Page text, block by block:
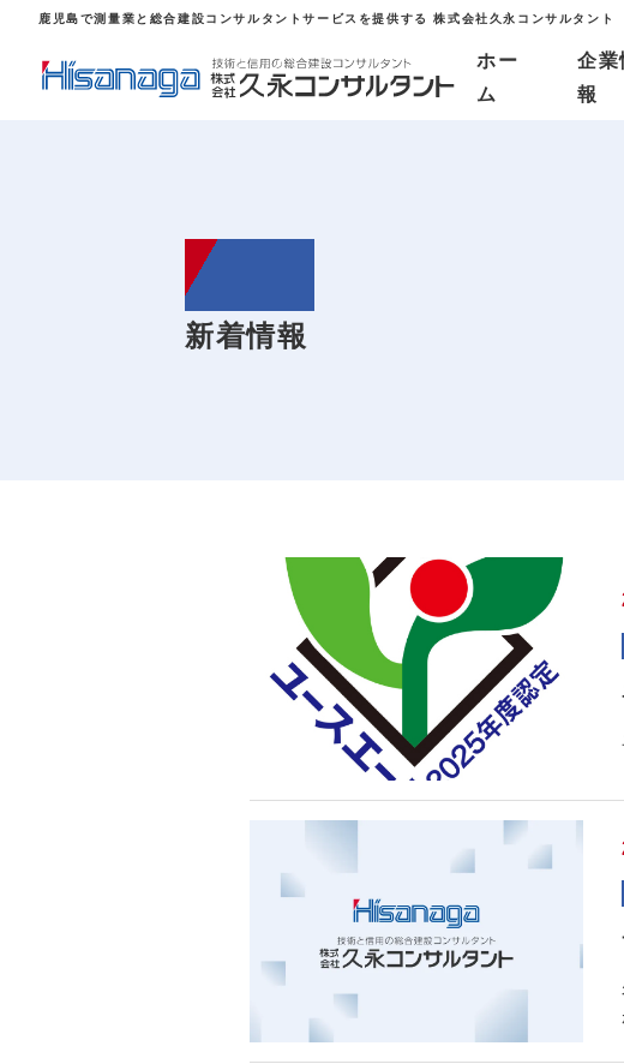
鹿児島で測量業と総合建設コンサルタントサービスを提供する 株式会社久永コンサルタント
ホー
ム
企業
報
ホーム
新着情報
個人情報保護方針
099-228-6600
[受付時間] 平日 8:30 – 17:30 (日祝除
新着情報